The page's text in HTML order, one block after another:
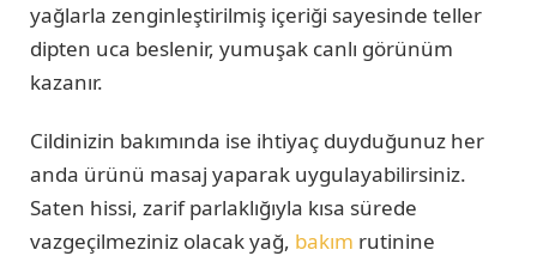
yağlarla zenginleştirilmiş içeriği sayesinde teller
dipten uca beslenir, yumuşak canlı görünüm
kazanır.
Cildinizin bakımında ise ihtiyaç duyduğunuz her
anda ürünü masaj yaparak uygulayabilirsiniz.
Saten hissi, zarif parlaklığıyla kısa sürede
vazgeçilmeziniz olacak yağ, bakım rutinine